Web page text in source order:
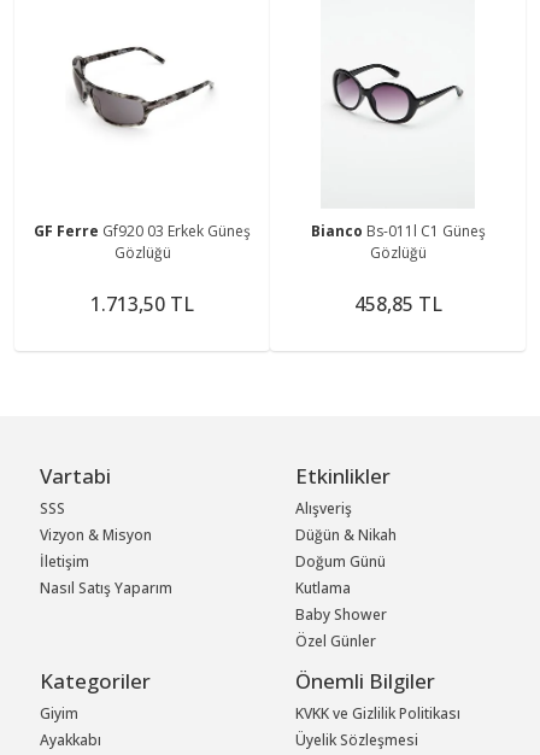
GF Ferre Gf920 03 Erkek Güneş
Gözlüğü
1.713,50 TL
Bianco Bs-011l C1 Güneş
Gözlüğü
458,85 TL
Vartabi
SSS
Vizyon & Misyon
İletişim
Nasıl Satış Yaparım
Etkinlikler
Alışveriş
Düğün & Nikah
Doğum Günü
Kutlama
Baby Shower
Özel Günler
Kategoriler
Giyim
Ayakkabı
Önemli Bilgiler
KVKK ve Gizlilik Politikası
Üyelik Sözleşmesi